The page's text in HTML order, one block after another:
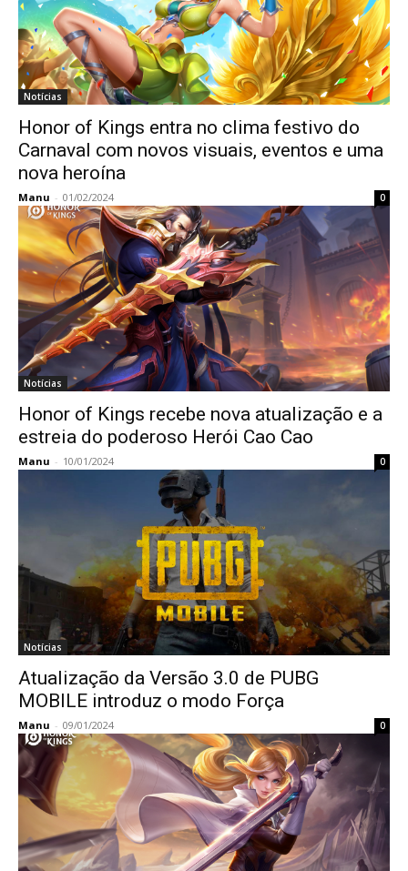
Notícias
Honor of Kings entra no clima festivo do
Carnaval com novos visuais, eventos e uma
nova heroína
Manu - 01/02/2024 0
Notícias
Honor of Kings recebe nova atualização e a
estreia do poderoso Herói Cao Cao
Manu - 10/01/2024 0
Notícias
Atualização da Versão 3.0 de PUBG
MOBILE introduz o modo Força
Manu - 09/01/2024 0